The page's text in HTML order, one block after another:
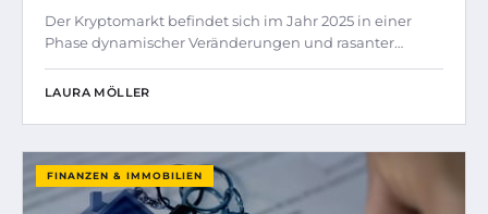
Der Kryptomarkt befindet sich im Jahr 2025 in einer
Phase dynamischer Veränderungen und rasanter…
LAURA MÖLLER
FINANZEN & IMMOBILIEN